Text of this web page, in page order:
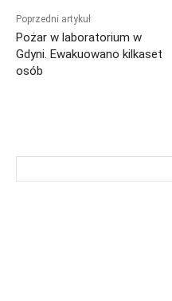
Poprzedni artykuł
Pożar w laboratorium w
Gdyni. Ewakuowano kilkaset
osób